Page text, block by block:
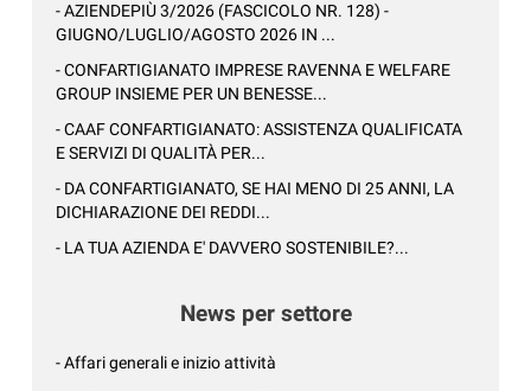
- AZIENDEPIÙ 3/2026 (FASCICOLO NR. 128) -
GIUGNO/LUGLIO/AGOSTO 2026 IN ...
- CONFARTIGIANATO IMPRESE RAVENNA E WELFARE
GROUP INSIEME PER UN BENESSE...
- CAAF CONFARTIGIANATO: ASSISTENZA QUALIFICATA
E SERVIZI DI QUALITÀ PER...
- DA CONFARTIGIANATO, SE HAI MENO DI 25 ANNI, LA
DICHIARAZIONE DEI REDDI...
- LA TUA AZIENDA E' DAVVERO SOSTENIBILE?...
News per settore
- Affari generali e inizio attività